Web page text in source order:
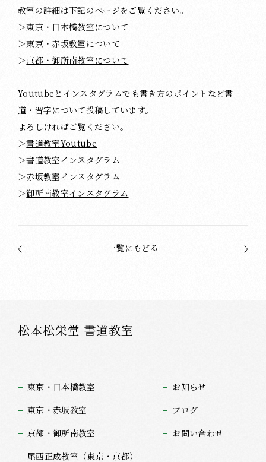
教室の詳細は下記のページをご覧ください。
＞東京・日本橋教室について
＞東京・赤坂教室について
＞京都・御所南教室について
Youtubeとインスタグラムでも書き方のポイントなど書
道・習字について投稿しています。
よろしければご覧ください。
＞書道教室Youtube
＞書道教室インスタグラム
＞赤坂教室インスタグラム
＞御所南教室インスタグラム
一覧にもどる
松本松栄堂 書道教室
東京・日本橋教室
東京・赤坂教室
京都・御所南教室
尾西正成教室（東京・京都）
お知らせ
ブログ
お問い合わせ